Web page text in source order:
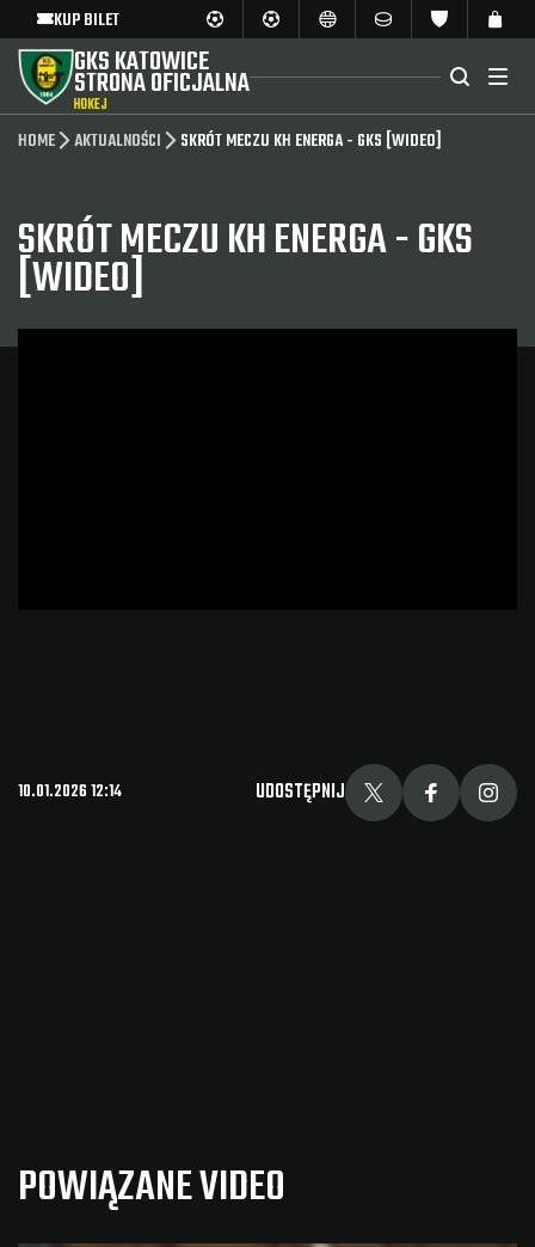
KUP BILET
GKS KATOWICE
STRONA OFICJALNA
HOKEJ
HOME AKTUALNOŚCI SKRÓT MECZU KH ENERGA - GKS [WIDEO]
SKRÓT MECZU KH ENERGA - GKS
[WIDEO]
10.01.2026 12:14 UDOSTĘPNIJ
POWIĄZANE VIDEO